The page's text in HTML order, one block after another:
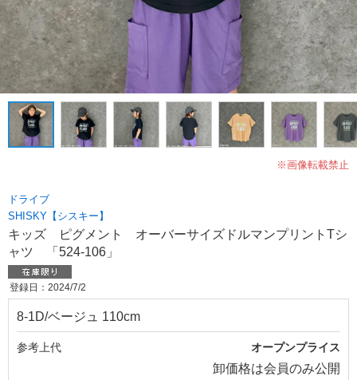
※画像転載禁止
ドライブ
SHISKY【シスキー】
キッズ ピグメント オーバーサイズドルマンプリントTシ
ャツ 「524-106」
登録日：2024/7/2
8-1D/ベージュ 110cm
参考上代 オープンプライス
卸価格は会員のみ公開